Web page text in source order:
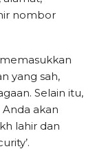
nombor
yang sah,
Selain itu,
akan
lahir dan